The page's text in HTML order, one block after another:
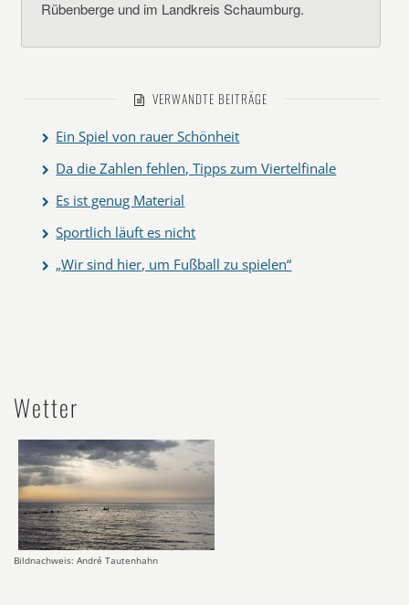
Rübenberge und im Landkreis Schaumburg.
VERWANDTE BEITRÄGE
Ein Spiel von rauer Schönheit
Da die Zahlen fehlen, Tipps zum Viertelfinale
Es ist genug Material
Sportlich läuft es nicht
„Wir sind hier, um Fußball zu spielen“
Wetter
Bildnachweis: André Tautenhahn